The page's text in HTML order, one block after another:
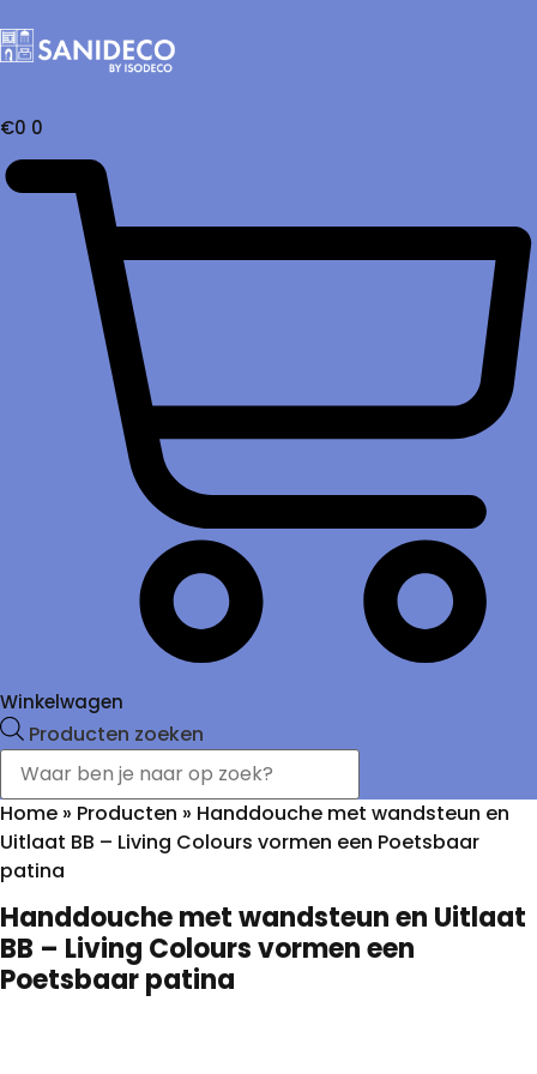
€0 0
Winkelwagen
Producten zoeken
Home » Producten » Handdouche met wandsteun en
Uitlaat BB – Living Colours vormen een Poetsbaar
patina
Handdouche met wandsteun en Uitlaat
BB – Living Colours vormen een
Poetsbaar patina